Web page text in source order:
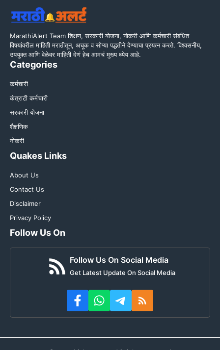
MarathiAlert Team शिक्षण, सरकारी योजना, नोकरी आणि कर्मचारी संबंधित
विषयांवरील माहिती मराठीतून, अचूक व सोप्या पद्धतीने देण्याचा प्रयत्न करते. विश्वसनीय,
उपयुक्त आणि वेळेवर माहिती देणं हेच आमचं मुख्य ध्येय आहे.
Categories
कर्मचारी
कंत्राटी कर्मचारी
सरकारी योजना
शैक्षणिक
नोकरी
Quakes Links
About Us
Contact Us
Disclaimer
Privacy Policy
Follow Us On
Follow Us On Social Media
Get Latest Update On Social Media